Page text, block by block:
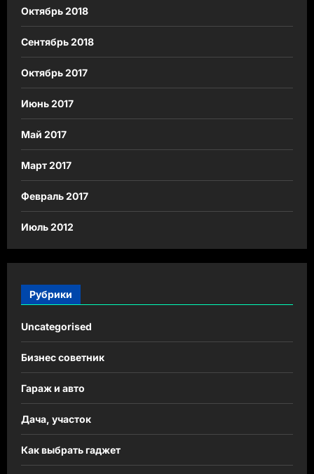
Октябрь 2018
Сентябрь 2018
Октябрь 2017
Июнь 2017
Май 2017
Март 2017
Февраль 2017
Июль 2012
Рубрики
Uncategorised
Бизнес советник
Гараж и авто
Дача, участок
Как выбрать гаджет